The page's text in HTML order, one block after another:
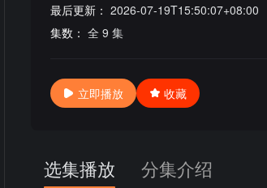
最后更新： 2026-07-19T15:50:07+08:00
集数： 全 9 集
立即播放 收藏
选集播放 分集介绍